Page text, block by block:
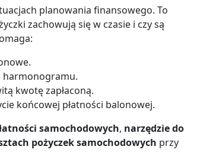
planowania finansowego. To
zachowują się w czasie i czy są
harmonogramu.
kwotę zapłaconą.
końcowej płatności balonowej.
samochodowych, narzędzie do
pożyczek samochodowych przy